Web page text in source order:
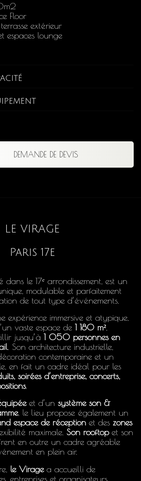
Floor
extérieur
espaces lounge
DEMANDE DE DEVIS
LE VIRAGE
Paris 17e
dans le 17ᵉ arrondissement, est un
modulable et parfaitement
de tout type d’événements.
expérience immersive et atypique,
vaste espace de 1 180 m²
jusqu’à 1 050 personnes en
. Son architecture industrielle,
contemporaine et un
en fait un cadre idéal pour les
soirées d’entreprise, concerts,
.
et d’un système son &
, le lieu propose également un
espace de réception et des zones
maximale. Son rooftopet son
en outre un cadre agréable
en plein air.
le Viragea accueilli de
entreprises et organisateurs